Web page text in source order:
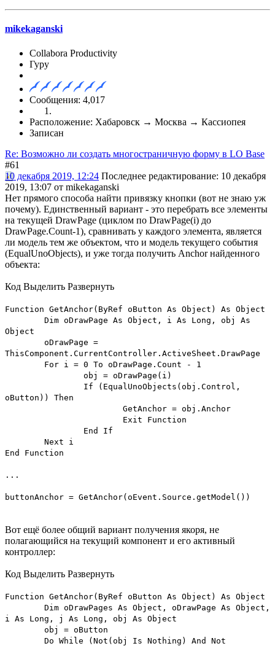
mikekaganski
Collabora Productivity
Гуру
Сообщения: 4,017
Расположение: Хабаровск → Москва → Кассиопея
Записан
Re: Возможно ли создать многостраничную форму в LO Base
#61
10 декабря 2019, 12:24 Последнее редактирование: 10 декабря
2019, 13:07 от mikekaganski
Нет прямого способа найти привязку кнопки (вот не знаю уж
почему). Единственный вариант - это перебрать все элементы
на текущей DrawPage (циклом по DrawPage(i) до
DrawPage.Count-1), сравнивать у каждого элемента, является
ли модель тем же объектом, что и модель текущего события
(EqualUnoObjects), и уже тогда получить Anchor найденного
объекта:
Код Выделить Развернуть
Function GetAnchor(ByRef oButton As Object) As Object
Dim oDrawPage As Object, i As Long, obj As
Object
oDrawPage =
ThisComponent.CurrentController.ActiveSheet.DrawPage
For i = 0 To oDrawPage.Count - 1
obj = oDrawPage(i)
If (EqualUnoObjects(obj.Control,
oButton)) Then
GetAnchor = obj.Anchor
Exit Function
End If
Next i
End Function
...
buttonAnchor = GetAnchor(oEvent.Source.getModel())
Вот ещё более общий вариант получения якоря, не
полагающийся на текущий компонент и его активный
контроллер:
Код Выделить Развернуть
Function GetAnchor(ByRef oButton As Object) As Object
Dim oDrawPages As Object, oDrawPage As Object,
i As Long, j As Long, obj As Object
obj = oButton
Do While (Not(obj Is Nothing) And Not